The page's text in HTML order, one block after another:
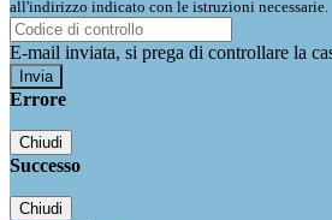
all'indirizzo indicato con le istruzioni necessarie.
E-mail inviata, si prega di controllare la
Errore
Chiudi
Successo
Chiudi